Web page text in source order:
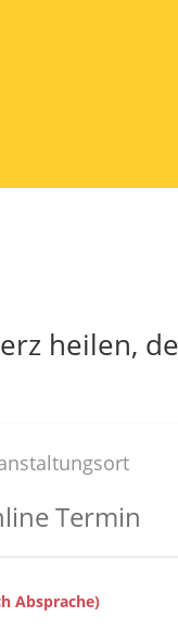
heilen,
Termin
Absprache)